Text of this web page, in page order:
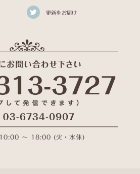
更新をお届け
〜 18:00 (火・水休)